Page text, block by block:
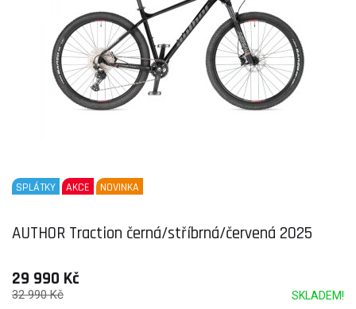
SPLÁTKY AKCE NOVINKA
AUTHOR Traction černá/stříbrná/červená 2025
29 990 Kč
SKLADEM!
32 990 Kč